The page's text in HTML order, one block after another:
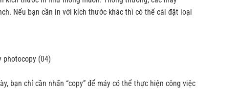
Nếu bạn cần in với kích thước khác thì có thể cài đặt loại
bạn chỉ cần nhấn “copy” để máy có thể thực hiện công việc